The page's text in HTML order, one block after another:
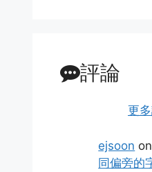
評論
更
ejsoon
同偏旁的